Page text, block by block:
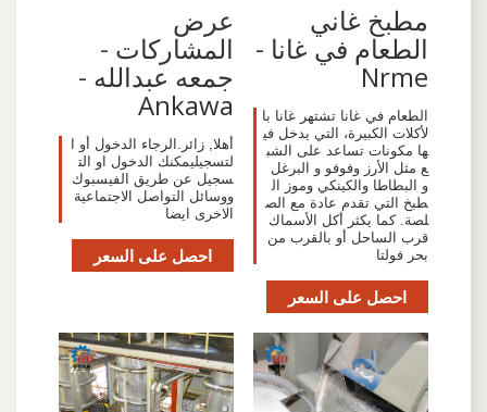
مطبخ غاني
الطعام في غانا -
Nrme
الطعام في غانا تشتهر غانا با
لأكلات الكبيرة، التي يدخل في
ها مكونات تساعد على الشب
ع مثل الأرز وفوفو و البرغل
و البطاطا والكينكي وموز ال
طبخ التي تقدم عادة مع الص
لصة. كما يكثر أكل الأسماك
قرب الساحل أو بالقرب من
بحر فولتا
احصل على السعر
عرض
المشاركات -
جمعه عبدالله -
Ankawa
أهلا, زائر.الرجاء الدخول أو ا
لتسجيليمكنك الدخول او الت
سجيل عن طريق الفيسبوك
ووسائل التواصل الاجتماعية
الاخرى ايضا
احصل على السعر